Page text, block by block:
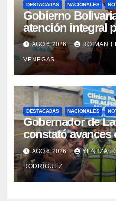
DESTACADAS NACIONALES
Gobierno
atención integral
con discapacidad
campamentos de
AGO 6, 2026 ROIMAN
VENEGAS
DESTACADAS NACIONALES
Gobernador de
constató avances
rehabilitación del
Catia la Mar
AGO 6, 2026 YENTZA
RODRÍGUEZ